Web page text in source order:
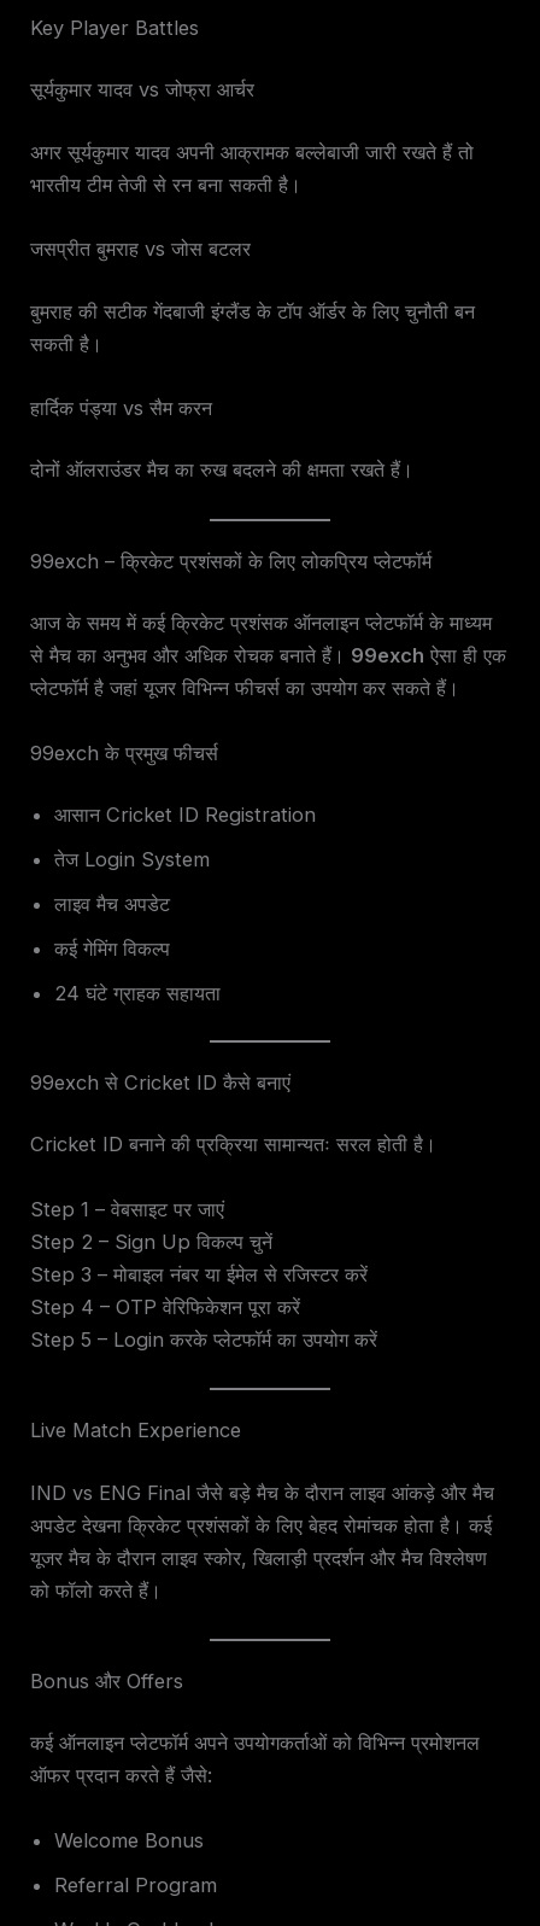
Key Player Battles
सूर्यकुमार यादव vs जोफ्रा आर्चर
अगर सूर्यकुमार यादव अपनी आक्रामक बल्लेबाजी जारी रखते हैं तो
भारतीय टीम तेजी से रन बना सकती है।
जसप्रीत बुमराह vs जोस बटलर
बुमराह की सटीक गेंदबाजी इंग्लैंड के टॉप ऑर्डर के लिए चुनौती बन
सकती है।
हार्दिक पंड्या vs सैम करन
दोनों ऑलराउंडर मैच का रुख बदलने की क्षमता रखते हैं।
99exch – क्रिकेट प्रशंसकों के लिए लोकप्रिय प्लेटफॉर्म
आज के समय में कई क्रिकेट प्रशंसक ऑनलाइन प्लेटफॉर्म के माध्यम
से मैच का अनुभव और अधिक रोचक बनाते हैं। 99exch ऐसा ही एक
प्लेटफॉर्म है जहां यूजर विभिन्न फीचर्स का उपयोग कर सकते हैं।
99exch के प्रमुख फीचर्स
आसान Cricket ID Registration
तेज Login System
लाइव मैच अपडेट
कई गेमिंग विकल्प
24 घंटे ग्राहक सहायता
99exch से Cricket ID कैसे बनाएं
Cricket ID बनाने की प्रक्रिया सामान्यतः सरल होती है।
Step 1 – वेबसाइट पर जाएं
Step 2 – Sign Up विकल्प चुनें
Step 3 – मोबाइल नंबर या ईमेल से रजिस्टर करें
Step 4 – OTP वेरिफिकेशन पूरा करें
Step 5 – Login करके प्लेटफॉर्म का उपयोग करें
Live Match Experience
IND vs ENG Final जैसे बड़े मैच के दौरान लाइव आंकड़े और मैच
अपडेट देखना क्रिकेट प्रशंसकों के लिए बेहद रोमांचक होता है। कई
यूजर मैच के दौरान लाइव स्कोर, खिलाड़ी प्रदर्शन और मैच विश्लेषण
को फॉलो करते हैं।
Bonus और Offers
कई ऑनलाइन प्लेटफॉर्म अपने उपयोगकर्ताओं को विभिन्न प्रमोशनल
ऑफर प्रदान करते हैं जैसे:
Welcome Bonus
Referral Program